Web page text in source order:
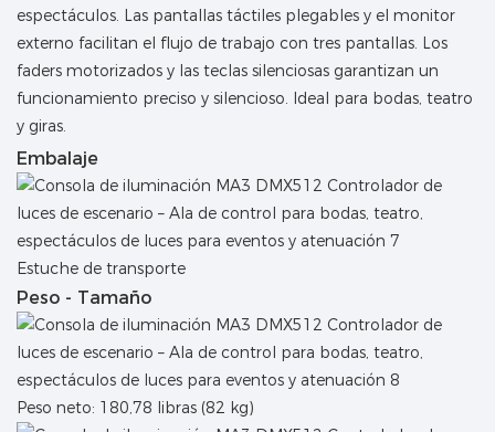
espectáculos. Las pantallas táctiles plegables y el monitor
externo facilitan el flujo de trabajo con tres pantallas. Los
faders motorizados y las teclas silenciosas garantizan un
funcionamiento preciso y silencioso. Ideal para bodas, teatro
y giras.
Embalaje
Estuche de transporte
Peso - Tamaño
Peso neto: 180,78 libras (82 kg)